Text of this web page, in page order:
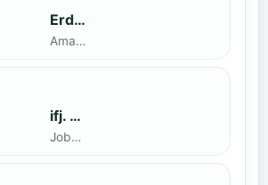
Erdal Demirci
Amatőr · döntős: Enyedi Gergely
ifj. Benedek Zoltán
Jobbak · döntős: Szatmári István